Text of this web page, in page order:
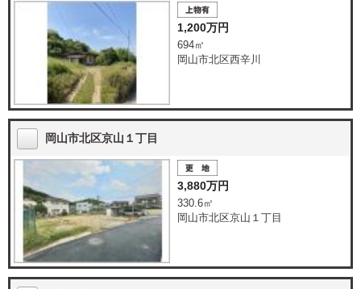
1,200万円
694㎡
岡山市北区西辛川
岡山市北区京山１丁目
3,880万円
330.6㎡
岡山市北区京山１丁目